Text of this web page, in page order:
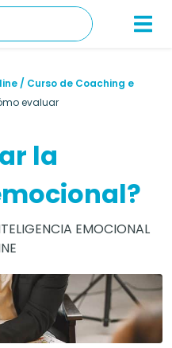
/ Curso de Coaching e
evaluar
la
EMOCIONAL